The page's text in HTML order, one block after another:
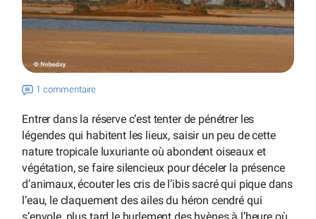
1 commentaire
Entrer dans la réserve c’est tenter de pénétrer les
légendes qui habitent les lieux, saisir un peu de cette
nature tropicale luxuriante où abondent oiseaux et
végétation, se faire silencieux pour déceler la présence
d’animaux, écouter les cris de l’ibis sacré qui pique dans
l’eau, le claquement des ailes du héron cendré qui